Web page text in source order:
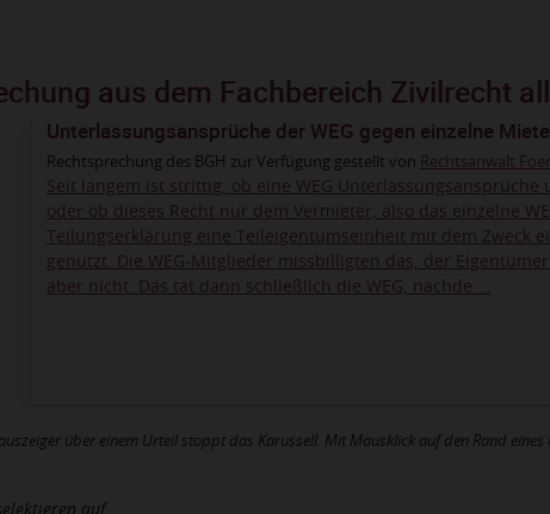
aus dem Fachbereich Zivilrecht
Unterlassungsansprüche der WEG gegen einzelne
Rechtsprechung des BGH zur Verfügung gestellt von Rechtsanwalt
Seit langem ist strittig, ob eine WEG
oder ob dieses Recht nur dem Vermieter, also das einzelne
Teilungserklärung eine Teileigentumseinheit mit dem Zweck
genutzt. Die WEG-Mitglieder missbilligten das, der
aber nicht. Das tat dann schließlich die WEG, nachde ...
über einem Urteil stoppt das Karussell. Mit Mausklick auf den Rand eines
auf ...